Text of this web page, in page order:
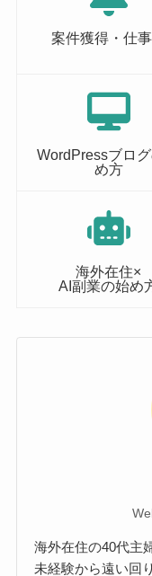
案件獲得・仕
WordPressブロ
め方
海外在住×
AI副業の始め
海外在住の40代主
未経験から遠い回